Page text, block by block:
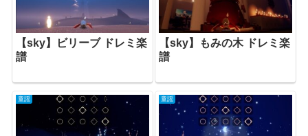
【sky】ビリーブ ドレミ楽
譜
【sky】もみの木 ドレミ楽
譜
童謡 童謡